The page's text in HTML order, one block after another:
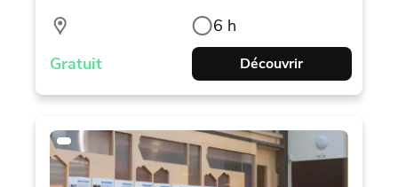
6 h
Gratuit
Découvrir